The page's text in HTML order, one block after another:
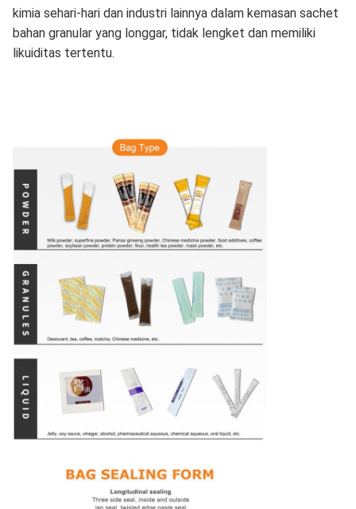
kimia sehari-hari dan industri lainnya dalam kemasan sachet
bahan granular yang longgar, tidak lengket dan memiliki
likuiditas tertentu.